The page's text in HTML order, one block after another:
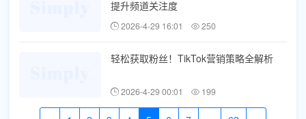
提升频道关注度
2026-4-29 16:01 250
轻松获取粉丝！TikTok营销策略全解析
2026-4-29 00:01 199